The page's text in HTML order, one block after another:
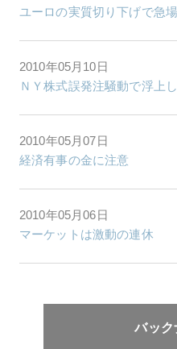
ユーロの実質切り下げで急
2010年05月10日
ＮＹ株式誤発注騒動で浮上
2010年05月07日
経済有事の金に注意
2010年05月06日
マーケットは激動の連休
バック